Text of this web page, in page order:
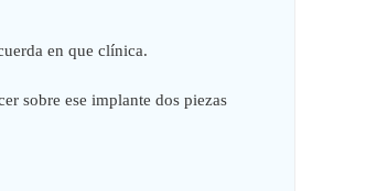
en que clínica.
sobre ese implante dos piezas